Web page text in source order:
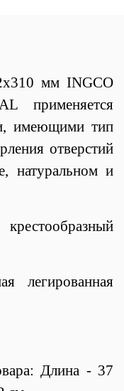
мм INGCO
применяется
имеющими тип
отверстий
натуральном и
легированная
Длина - 37